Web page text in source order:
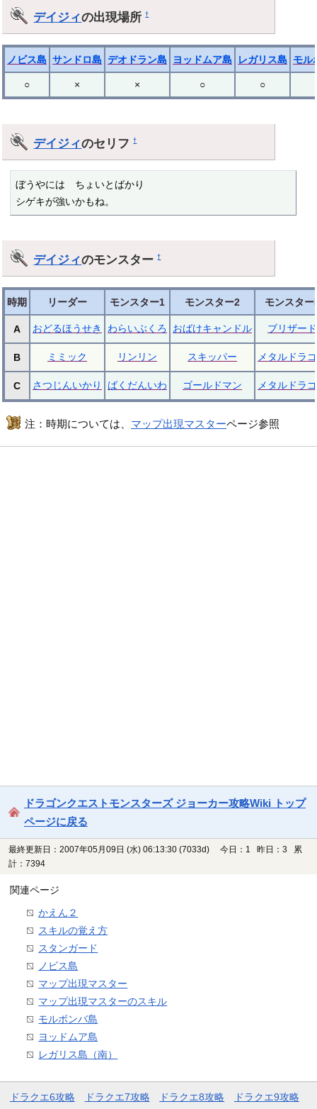
デイジィの出現場所†
ノビス島 サンドロ島 デオドラン島 ヨッドムア島 レガリス島 モル
○ × × ○ ○
デイジィのセリフ†
ぼうやには　ちょいとばかり
シゲキが強いかもね。
デイジィのモンスター†
時期 リーダー モンスター1 モンスター2 モンスター
A おどるほうせき わらいぶくろ おばけキャンドル ブリザード
B ミミック リンリン スキッパー メタルドラ
C さつじんいかり ばくだんいわ ゴールドマン メタルドラ
注：時期については、 マップ出現マスターページ参照
ドラゴンクエストモンスターズ ジョーカー攻略Wiki トップ
ページに戻る
最終更新日：2007年05月09日 (水) 06:13:30 (7033d)
今日：1 昨日：3 累
計：7394
関連ページ
かえん２
スキルの覚え方
スタンガード
ノビス島
マップ出現マスター
マップ出現マスターのスキル
モルボンバ島
ヨッドムア島
レガリス島（南）
ドラクエ6攻略 ドラクエ7攻略 ドラクエ8攻略
ドラクエ9攻略